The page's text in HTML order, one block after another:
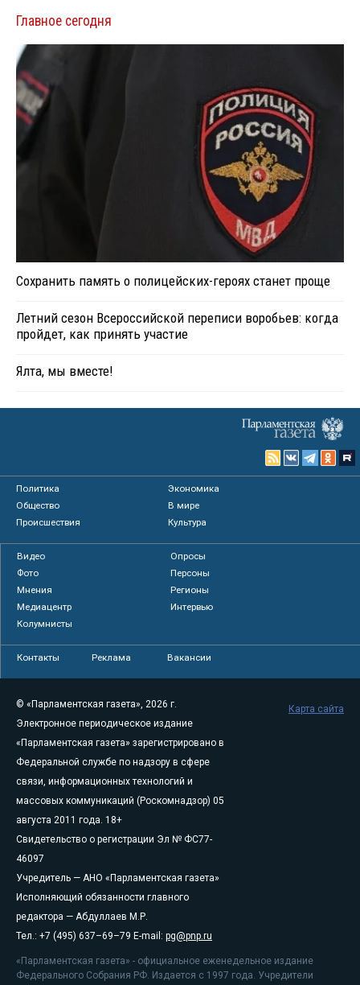
Главное сегодня
Сохранить память о полицейских-героях станет проще
Летний сезон Всероссийской переписи воробьев: когда
пройдет, как принять участие
Ялта, мы вместе!
Политика
Экономика
Общество
В мире
Происшествия
Культура
Видео
Опросы
Фото
Персоны
Мнения
Регионы
Медиацентр
Интервью
Колумнисты
Контакты Реклама Вакансии
© «Парламентская газета», 2026 г.
Электронное периодическое издание
«Парламентская газета» зарегистрировано в
Федеральной службе по надзору в сфере
связи, информационных технологий и
массовых коммуникаций (Роскомнадзор) 05
августа 2011 года. 18+
Свидетельство о регистрации Эл № ФС77-
46097
Учредитель — АНО «Парламентская газета»
Исполняющий обязанности главного
редактора — Абдуллаев М.Р.
Тел.: +7 (495) 637–69–79 E-mail: pg@pnp.ru
«Парламентская газета» - официальное еженедельное издание
Федерального Собрания РФ. Издается с 1997 года. Учредители
Карта сайта